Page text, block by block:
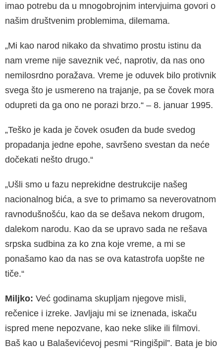
imao potrebu da u mnogobrojnim intervjuima govori o
našim društvenim problemima, dilemama.
„Mi kao narod nikako da shvatimo prostu istinu da
nam vreme nije saveznik već, naprotiv, da nas ono
nemilosrdno poražava. Vreme je oduvek bilo protivnik
svega što je usmereno na trajanje, pa se čovek mora
odupreti da ga ono ne porazi brzo.“ – 8. januar 1995.
„Teško je kada je čovek osuđen da bude svedog
propadanja jedne epohe, savršeno svestan da neće
dočekati nešto drugo.“
„Ušli smo u fazu neprekidne destrukcije našeg
nacionalnog bića, a sve to primamo sa neverovatnom
ravnodušnošću, kao da se dešava nekom drugom,
dalekom narodu. Kao da se upravo sada ne rešava
srpska sudbina za ko zna koje vreme, a mi se
ponašamo kao da nas se ova katastrofa uopšte ne
tiče.“
Miljko: Već godinama skupljam njegove misli,
rečenice i izreke. Javljaju mi se iznenada, iskaču
ispred mene nepozvane, kao neke slike ili filmovi.
Baš kao u Balaševićevoj pesmi “Ringišpil”. Bata je bio